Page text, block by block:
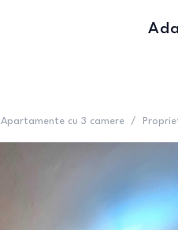
Apartamente cu 3 camere /